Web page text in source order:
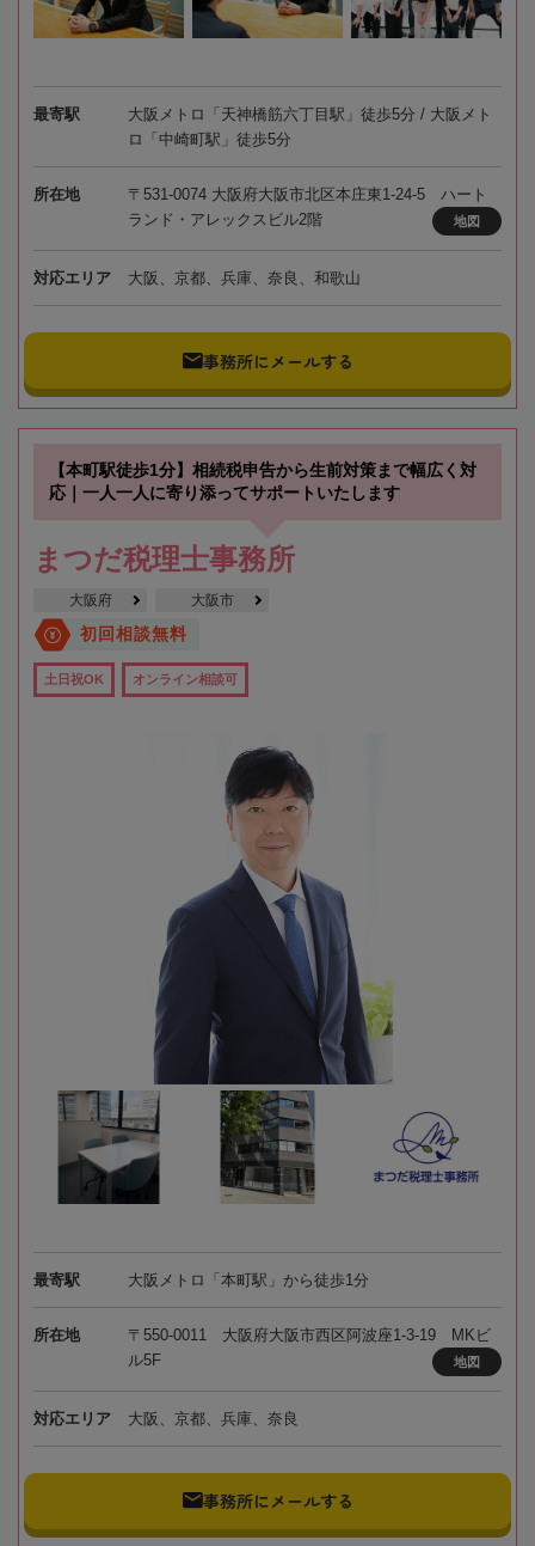
最寄駅
大阪メトロ「天神橋筋六丁目駅」徒歩5分 / 大阪メト
ロ「中崎町駅」徒歩5分
所在地
〒531-0074 大阪府大阪市北区本庄東1-24-5 ハート
ランド・アレックスビル2階
地図
対応エリア 大阪、京都、兵庫、奈良、和歌山
事務所にメールする
【本町駅徒歩1分】相続税申告から生前対策まで幅広く対
応｜一人一人に寄り添ってサポートいたします
まつだ税理士事務所
大阪府 大阪市
初回相談無料
土日祝OK オンライン相談可
最寄駅 大阪メトロ「本町駅」から徒歩1分
所在地
〒550-0011 大阪府大阪市西区阿波座1-3-19 MKビ
ル5F
地図
対応エリア 大阪、京都、兵庫、奈良
事務所にメールする